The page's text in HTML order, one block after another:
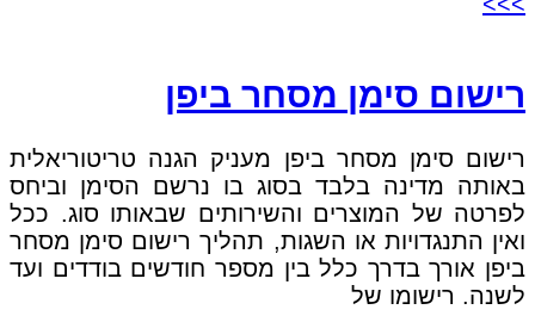
רישום סימן מסחר ביפן
רישום סימן מסחר ביפן מעניק הגנה טריטוריאלית
באותה מדינה בלבד בסוג בו נרשם הסימן וביחס
לפרטה של המוצרים והשירותים שבאותו סוג. ככל
ואין התנגדויות או השגות, תהליך רישום סימן מסחר
ביפן אורך בדרך כלל בין מספר חודשים בודדים ועד
לשנה. רישומו של